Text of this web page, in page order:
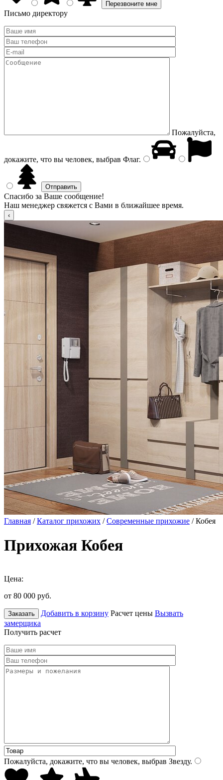
Письмо директору
Пожалуйста,
докажите, что вы человек, выбрав Флаг.
Спасибо за Ваше сообщение!
Наш менеджер свяжется с Вами в ближайшее время.
Главная /Каталог прихожих /Современные прихожие / Кобея
Прихожая Кобея
Цена:
от 80 000 руб.
Заказать Добавить в корзину Расчет цены Вызвать
замерщика
Получить расчет
Пожалуйста, докажите, что вы человек, выбрав Звезду.